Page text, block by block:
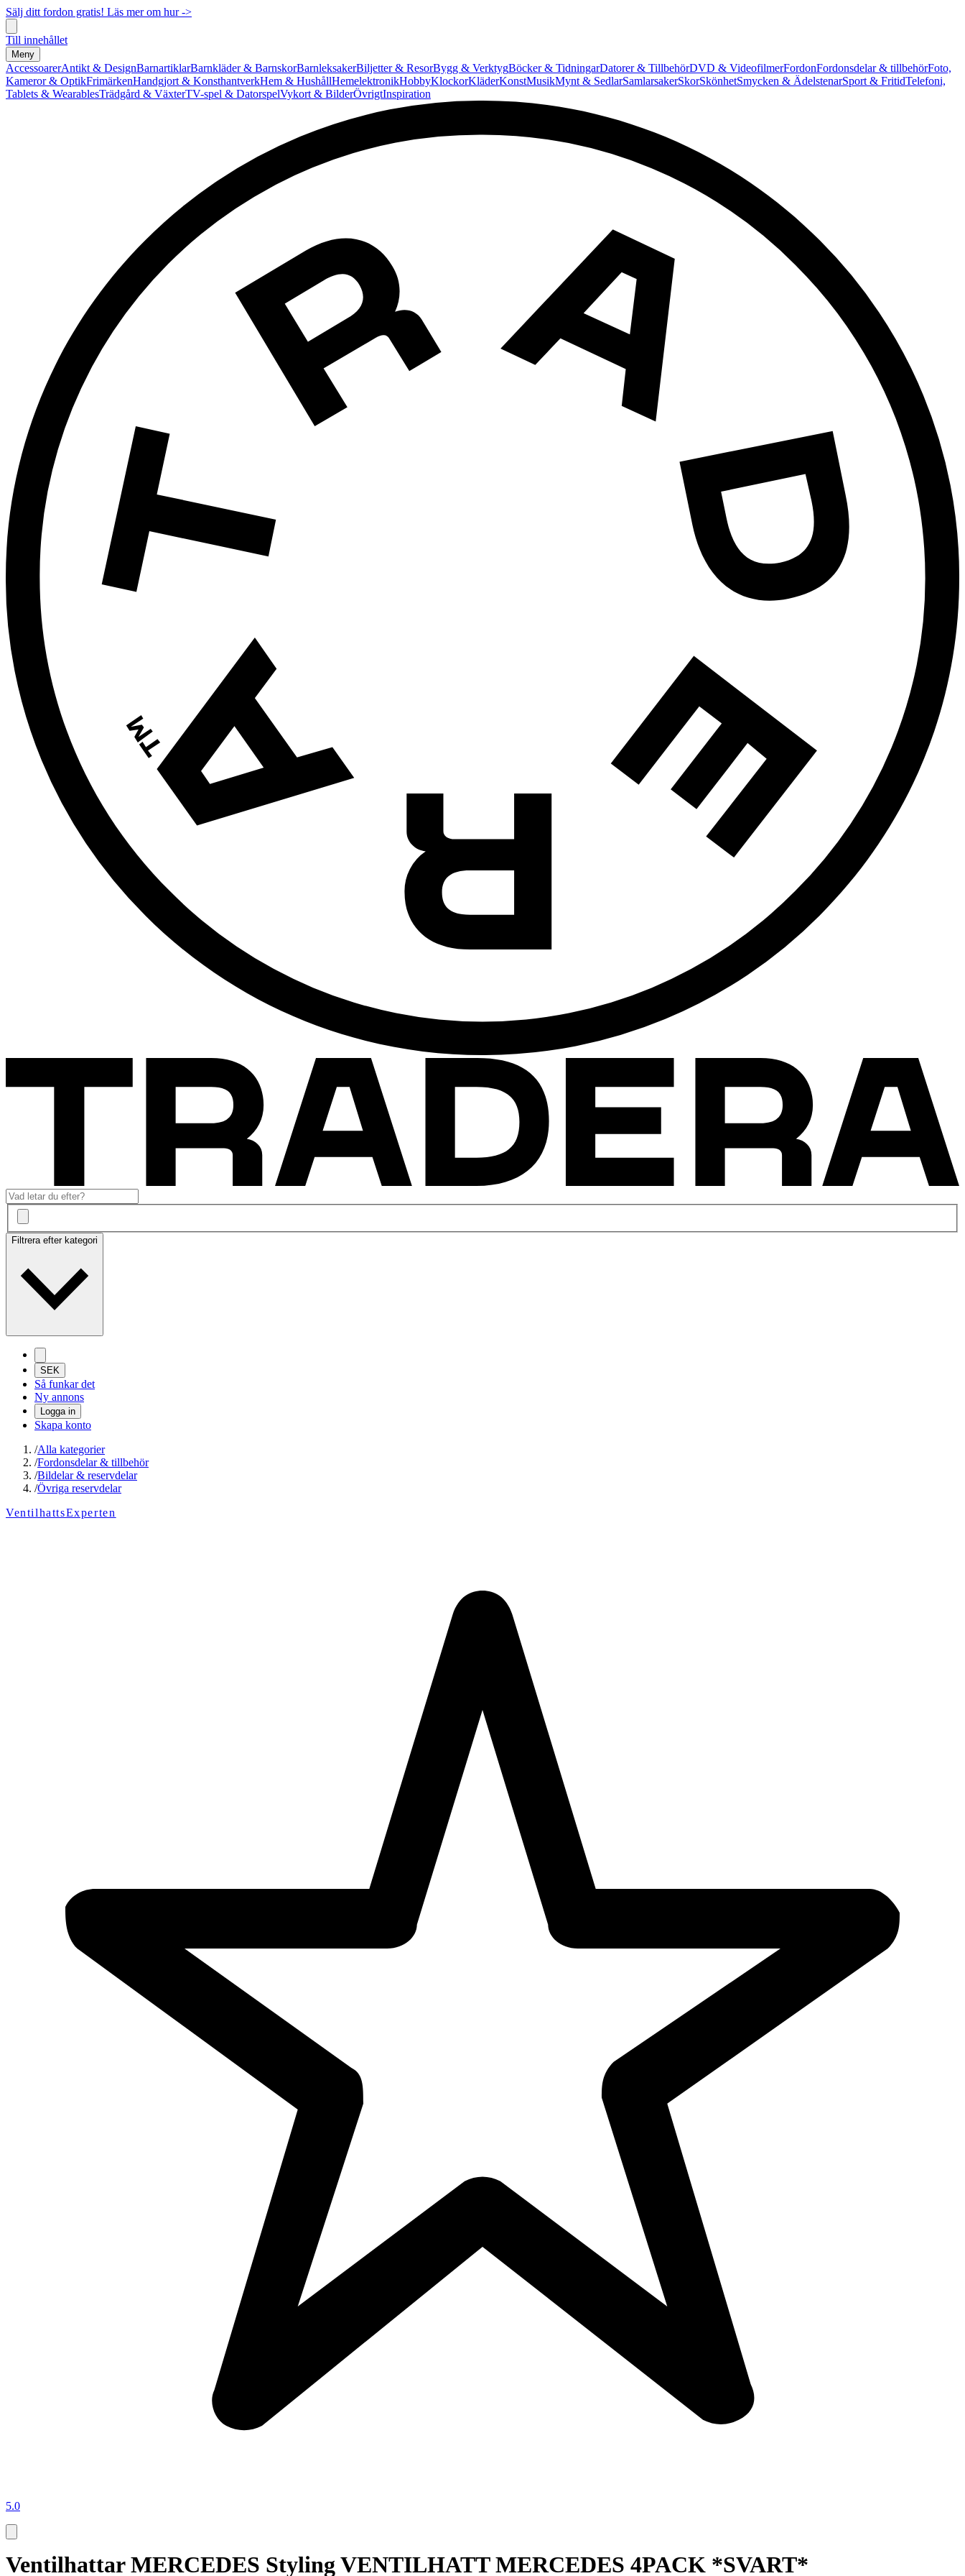
Sälj ditt fordon gratis! Läs mer om hur ->
Till innehållet
Meny
AccessoarerAntikt & DesignBarnartiklarBarnkläder & BarnskorBarnleksakerBiljetter & ResorBygg & VerktygBöcker & TidningarDatorer & TillbehörDVD & VideofilmerFordonFordonsdelar & tillbehörFoto,
Kameror & OptikFrimärkenHandgjort & KonsthantverkHem & HushållHemelektronikHobbyKlockorKläderKonstMusikMynt & SedlarSamlarsakerSkorSkönhetSmycken & ÄdelstenarSport & FritidTelefoni,
Tablets & WearablesTrädgård & VäxterTV-spel & DatorspelVykort & BilderÖvrigtInspiration
Filtrera efter kategori
SEK
Så funkar det
Ny annons
Logga in
Skapa konto
/Alla kategorier
/Fordonsdelar & tillbehör
/Bildelar & reservdelar
/Övriga reservdelar
VentilhattsExperten
5.0
Ventilhattar MERCEDES Styling VENTILHATT MERCEDES 4PACK *SVART*